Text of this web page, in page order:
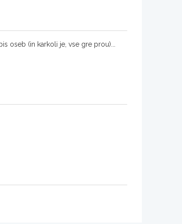
oseb (in karkoli je, vse gre prou)...